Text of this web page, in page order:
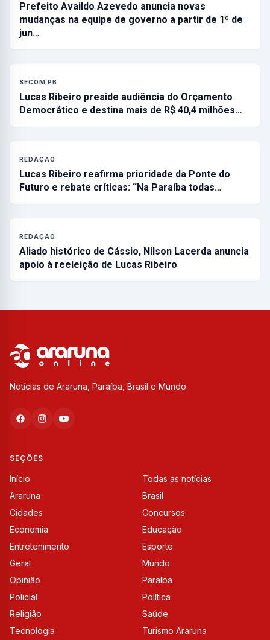
Prefeito Availdo Azevedo anuncia novas
mudanças na equipe de governo a partir de 1º de
jun…
SECOM PB
Lucas Ribeiro preside audiência do Orçamento
Democrático e destina mais de R$ 40,4 milhões…
REDAÇÃO
Lucas Ribeiro reafirma prioridade da Ponte do
Futuro e rebate críticas: “Na Paraíba todas…
REDAÇÃO
Aliado histórico de Cássio, Nilson Lacerda anuncia
apoio à reeleição de Lucas Ribeiro
Notícias de Araruna, Paraíba, Brasil e Mundo
SEÇÕES
Início
Todas as notícias
Araruna
Brasil
Cidades
Concursos
Economia
Educação
Entretenimento
Esporte
Geral
Mundo
Opinião
Paraíba
Policial
Política
Religião
Saúde
Tecnologia
Turismo Araruna